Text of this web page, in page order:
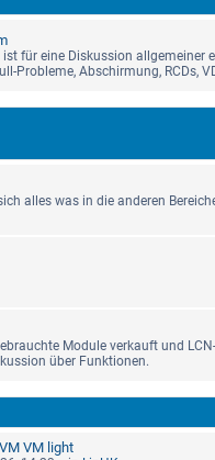
ist für eine Diskussion
Probleme, Abschirmung, RCDs,
alles was in die anderen
Module verkauft und
über Funktionen.
VM light